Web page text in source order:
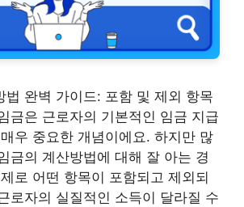
법 완벽 가이드: 포함 및 제외 항목
금은 근로자의 기본적인 임금 지급
우 중요한 개념이에요. 하지만 많
금의 계산방법에 대해 잘 아는 경
로 어떤 항목이 포함되고 제외되
로자의 실질적인 소득이 달라질 수